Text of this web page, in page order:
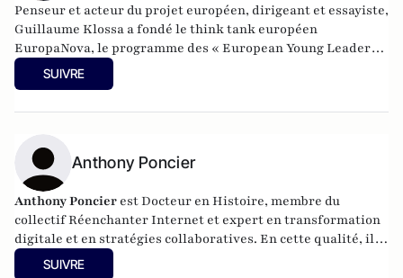
Penseur et acteur du projet européen, dirigeant et essayiste,
Guillaume Klossa a fondé le think tank européen
EuropaNova, le programme des « European Young Leaders »
et dirigé l’Union européenne de Radiotélévision /
eurovision. Proche du président Juncker, il a été conseiller
présidence française de l’Union européenne et sherpa du
groupe de réflexion sur l’avenir de l’Europe (Conseil
européen) pendant la dernière grande crise économique et
financière. Il est coprésident du mouvement civique
transnational Civico Europa à l’origine de l’appel du 9 mai
2016 pour une Renaissance européenne et de la consultation
SUIVRE
Anthony Poncier
Anthony Poncier est Docteur en Histoire, membre du
collectif Réenchanter Internet et expert en transformation
digitale et en stratégies collaboratives. En cette qualité, il
accompagne les entreprises dans la conception de leurs
SUIVRE